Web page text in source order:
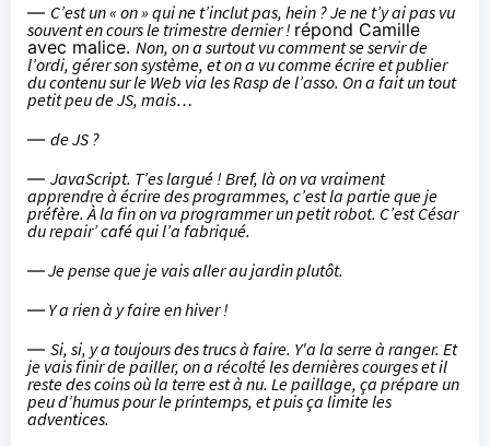
— C’est un « on » qui ne t’inclut pas, hein ? Je ne t’y ai pas vu
souvent en cours le trimestre dernier ! répond Camille
avec malice. Non, on a surtout vu comment se servir de
l’ordi, gérer son système, et on a vu comme écrire et publier
du contenu sur le Web via les Rasp de l’asso. On a fait un tout
petit peu de JS, mais…
— de JS ?
— JavaScript. T’es largué ! Bref, là on va vraiment
apprendre à écrire des programmes, c’est la partie que je
préfère. À la fin on va programmer un petit robot. C’est César
du repair’ café qui l’a fabriqué.
—Je pense que je vais aller au jardin plutôt.
— Y a rien à y faire en hiver !
— Si, si, y a toujours des trucs à faire. Y'a la serre à ranger. Et
je vais finir de pailler, on a récolté les dernières courges et il
reste des coins où la terre est à nu. Le paillage, ça prépare un
peu d’humus pour le printemps, et puis ça limite les
adventices.